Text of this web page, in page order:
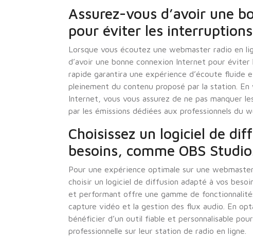
Assurez-vous d’avoir une
pour éviter les
Lorsque vous écoutez une webmaster radio en
d’avoir une bonne connexion Internet pour
rapide garantira une expérience d’écoute fluide
pleinement du contenu proposé par la station.
Internet, vous vous assurez de ne pas manquer
par les émissions dédiées aux professionnels du
Choisissez un logiciel de
besoins, comme OBS
Pour une expérience optimale sur une
choisir un logiciel de diffusion adapté à vos
et performant offre une gamme de
capture vidéo et la gestion des flux audio. En
bénéficier d’un outil fiable et personnalisable
professionnelle sur leur station de radio en ligne.